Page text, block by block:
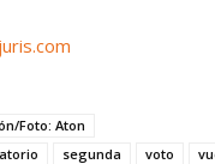
Foto: Aton
segunda voto